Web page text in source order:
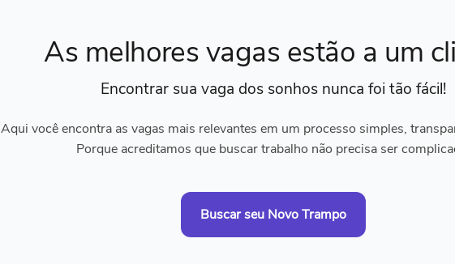
As melhores vagas estão a um
Encontrar sua vaga dos sonhos nunca foi tão fácil!
Aqui você encontra as vagas mais relevantes em um processo simples,
Porque acreditamos que buscar trabalho não precisa ser
Buscar seu Novo Trampo